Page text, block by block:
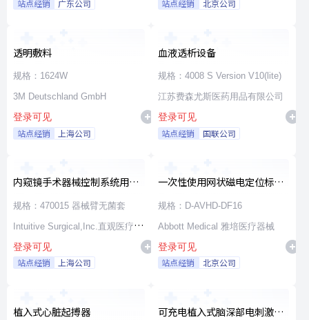
站点经销 广东公司 站点经销 北京公司
透明敷料
规格：1624W
3M Deutschland GmbH
登录可见
站点经销 上海公司
血液透析设备
规格：4008 S Version V10(lite)
江苏费森尤斯医药用品有限公司
登录可见
站点经销 国联公司
内窥镜手术器械控制系统用无
源器械和附件
规格：470015 器械臂无菌套
Intuitive Surgical,Inc.直观医疗公
司
登录可见
站点经销 上海公司
一次性使用网状磁电定位标测
导管
规格：D-AVHD-DF16
Abbott Medical 雅培医疗器械
登录可见
站点经销 北京公司
植入式心脏起搏器
可充电植入式脑深部电刺激脉